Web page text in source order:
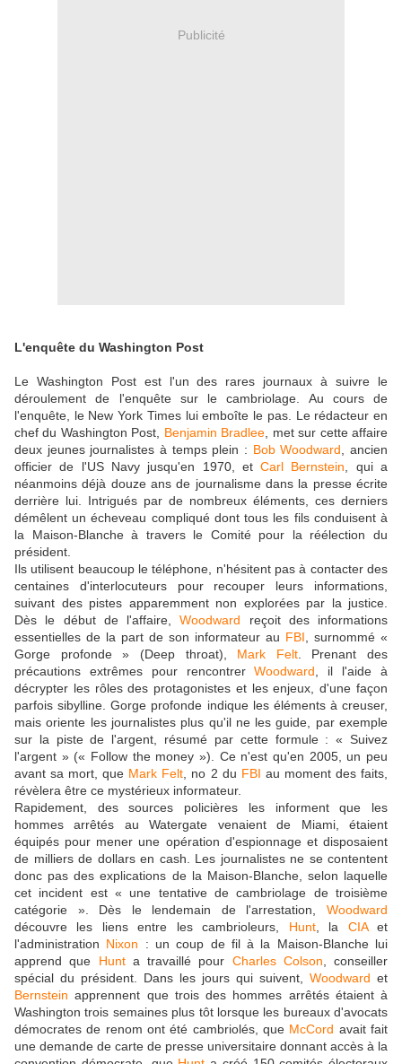
Publicité
L'enquête du Washington Post
Le Washington Post est l'un des rares journaux à suivre le
déroulement de l'enquête sur le cambriolage. Au cours de
l'enquête, le New York Times lui emboîte le pas. Le rédacteur en
chef du Washington Post, Benjamin Bradlee , met sur cette affaire
deux jeunes journalistes à temps plein : Bob Woodward , ancien
officier de l'US Navy jusqu'en 1970, etCarl Bernstein , qui a
néanmoins déjà douze ans de journalisme dans la presse écrite
derrière lui. Intrigués par de nombreux éléments, ces derniers
démêlent un écheveau compliqué dont tous les fils conduisent à
la Maison-Blanche à travers le Comité pour la réélection du
président.
Ils utilisent beaucoup le téléphone, n'hésitent pas à contacter des
centaines d'interlocuteurs pour recouper leurs informations,
suivant des pistes apparemment non explorées par la justice.
Dès le début de l'affaire,Woodward reçoit des informations
essentielles de la part de son informateur au FBI , surnommé «
Gorge profonde » (Deep throat), Mark Felt. Prenant des
précautions extrêmes pour rencontrerWoodward , il l'aide à
décrypter les rôles des protagonistes et les enjeux, d'une façon
parfois sibylline. Gorge profonde indique les éléments à creuser,
mais oriente les journalistes plus qu'il ne les guide, par exemple
sur la piste de l'argent, résumé par cette formule : « Suivez
l'argent » (« Follow the money »). Ce n'est qu'en 2005, un peu
avant sa mort, que Mark Felt , no 2 du FBI au moment des faits,
révèlera être ce mystérieux informateur.
Rapidement, des sources policières les informent que les
hommes arrêtés au Watergate venaient de Miami, étaient
équipés pour mener une opération d'espionnage et disposaient
de milliers de dollars en cash. Les journalistes ne se contentent
donc pas des explications de la Maison-Blanche, selon laquelle
cet incident est « une tentative de cambriolage de troisième
catégorie ». Dès le lendemain de l'arrestation, Woodward
découvre les liens entre les cambrioleurs, Hunt, la CIAet
l'administration Nixon : un coup de fil à la Maison-Blanche lui
apprend que Hunta travaillé pour Charles Colson , conseiller
spécial du président. Dans les jours qui suivent, Woodward et
Bernstein apprennent que trois des hommes arrêtés étaient à
Washington trois semaines plus tôt lorsque les bureaux d'avocats
démocrates de renom ont été cambriolés, que McCord avait fait
une demande de carte de presse universitaire donnant accès à la